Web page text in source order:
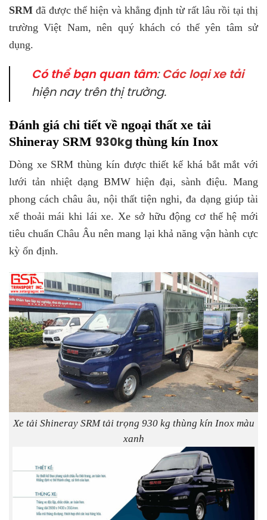
SRM đã được thể hiện và khẳng định từ rất lâu rồi tại thị
trường Việt Nam, nên quý khách có thể yên tâm sử
dụng.
Có thể bạn quan tâm: Các loại xe tải
hiện nay trên thị trường.
Đánh giá chi tiết về ngoại thất xe tải
Shineray SRM 930kg thùng kín Inox
Dòng xe SRM thùng kín được thiết kế khá bắt mắt với
lưới tản nhiệt dạng BMW hiện đại, sành điệu. Mang
phong cách châu âu, nội thất tiện nghi, đa dạng giúp tài
xế thoải mái khi lái xe. Xe sở hữu động cơ thế hệ mới
tiêu chuẩn Châu Âu nên mang lại khả năng vận hành cực
kỳ ổn định.
Xe tải Shineray SRM tải trọng 930 kg thùng kín Inox màu
xanh